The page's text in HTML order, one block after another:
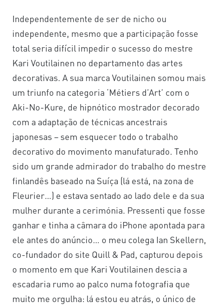
Independentemente de ser de nicho ou
independente, mesmo que a participação fosse
total seria difícil impedir o sucesso do mestre
Kari Voutilainen no departamento das artes
decorativas. A sua marca Voutilainen somou mais
um triunfo na categoria ‘Métiers d’Art’ com o
Aki-No-Kure, de hipnótico mostrador decorado
com a adaptação de técnicas ancestrais
japonesas – sem esquecer todo o trabalho
decorativo do movimento manufaturado. Tenho
sido um grande admirador do trabalho do mestre
finlandês baseado na Suíça (lá está, na zona de
Fleurier…) e estava sentado ao lado dele e da sua
mulher durante a cerimónia. Pressenti que fosse
ganhar e tinha a câmara do iPhone apontada para
ele antes do anúncio… o meu colega Ian Skellern,
co-fundador do site Quill & Pad, capturou depois
o momento em que Kari Voutilainen descia a
escadaria rumo ao palco numa fotografia que
muito me orgulha: lá estou eu atrás, o único de